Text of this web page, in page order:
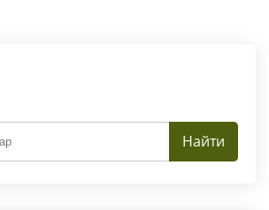
Найти